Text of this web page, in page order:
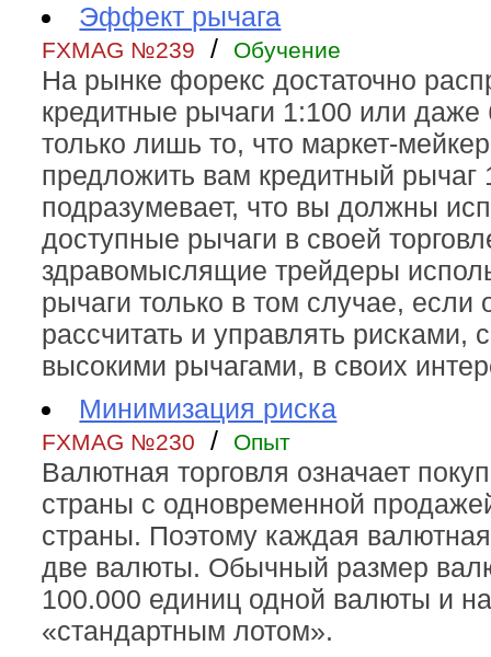
Эффект рычага
FXMAG №239 / Обучение
На рынке форекс достаточно
кредитные рычаги 1:100 или
только лишь то, что маркет-
предложить вам кредитный рычаг
подразумевает, что вы должны
доступные рычаги в своей
здравомыслящие трейдеры
рычаги только в том случае, если
рассчитать и управлять рисками,
высокими рычагами, в своих
Минимизация риска
FXMAG №230 / Опыт
Валютная торговля означает
страны с одновременной
страны. Поэтому каждая
две валюты. Обычный размер
100.000 единиц одной валюты и
«стандартным лотом».